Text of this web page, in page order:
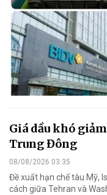
Giá dầu khó
Trung Đông
08/08/2026 03:35
Đề xuất hạn chế tàu Mỹ,
cách giữa Tehran và